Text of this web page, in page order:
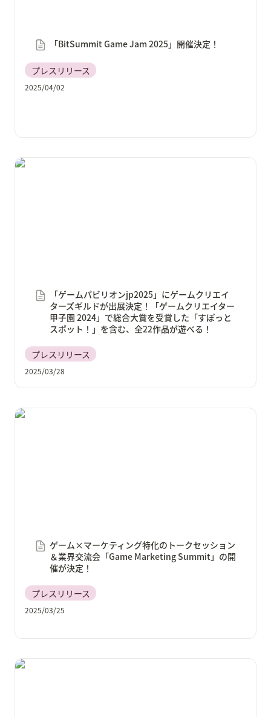
「BitSummit Game Jam 2025」開催決定！
プレスリリース
2025/04/02
「ゲームパビリオンjp2025」にゲームクリエイターズ
「ゲームパビリオンjp2025」にゲームクリエイ
ターズギルドが出展決定！「ゲームクリエイター
甲子園 2024」で総合大賞を受賞した「すぽっと
スポット！」を含む、全22作品が遊べる！
プレスリリース
2025/03/28
ゲーム×マーケティング特化のトークセッション＆業
ゲーム×マーケティング特化のトークセッション
＆業界交流会「Game Marketing Summit」の開
催が決定！
プレスリリース
2025/03/25
20社以上のゲーム企業が参加する2026年以降に卒業す